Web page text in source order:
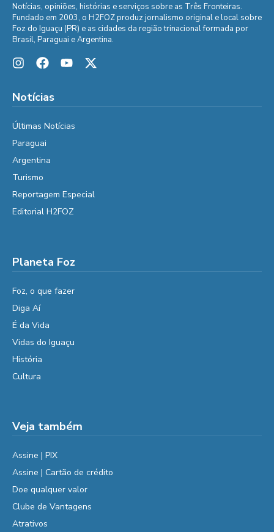
Notícias, opiniões, histórias e serviços sobre as Três Fronteiras.
Fundado em 2003, o H2FOZ produz jornalismo original e local sobre
Foz do Iguaçu (PR) e as cidades da região trinacional formada por
Brasil, Paraguai e Argentina.
Notícias
Últimas Notícias
Paraguai
Argentina
Turismo
Reportagem Especial
Editorial H2FOZ
Planeta Foz
Foz, o que fazer
Diga Aí
É da Vida
Vidas do Iguaçu
História
Cultura
Veja também
Assine | PIX
Assine | Cartão de crédito
Doe qualquer valor
Clube de Vantagens
Atrativos